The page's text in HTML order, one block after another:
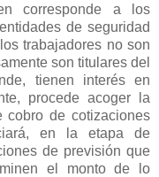
corresponde a los
de seguridad
trabajadores no son
son titulares del
tienen interés en
procede acoger la
de cotizaciones
en la etapa de
de previsión que
el monto de lo